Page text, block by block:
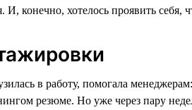
конечно, хотелось проявить себя,
в работу, помогала
резюме. Но уже через пару